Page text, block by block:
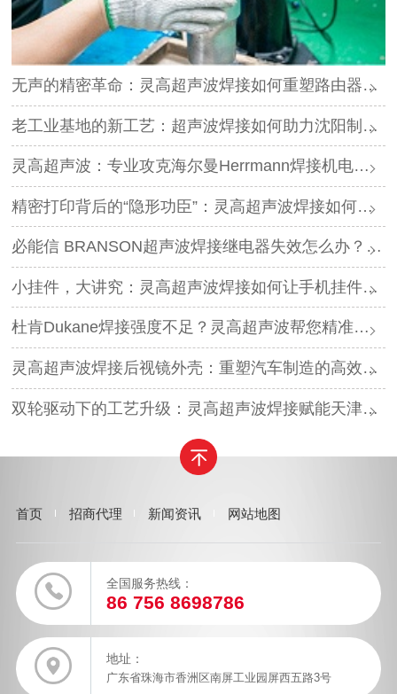
无声的精密革命：灵高超声波焊接如何重塑路由器外壳制造？
老工业基地的新工艺：超声波焊接如何助力沈阳制造转型？
灵高超声波：专业攻克海尔曼Herrmann焊接机电路板短路难题
精密打印背后的“隐形功臣”：灵高超声波焊接如何让喷墨头支架更可靠？
必能信 BRANSON超声波焊接继电器失效怎么办？灵高超声波“四步维修法”精准破局
小挂件，大讲究：灵高超声波焊接如何让手机挂件更“抗造”？
杜肯Dukane焊接强度不足？灵高超声波帮您精准破局
灵高超声波焊接后视镜外壳：重塑汽车制造的高效与美学
双轮驱动下的工艺升级：灵高超声波焊接赋能天津汽车与电子产业
首页 招商代理 新闻资讯 网站地图
全国服务热线：
86 756 8698786
地址：
广东省珠海市香洲区南屏工业园屏西五路3号